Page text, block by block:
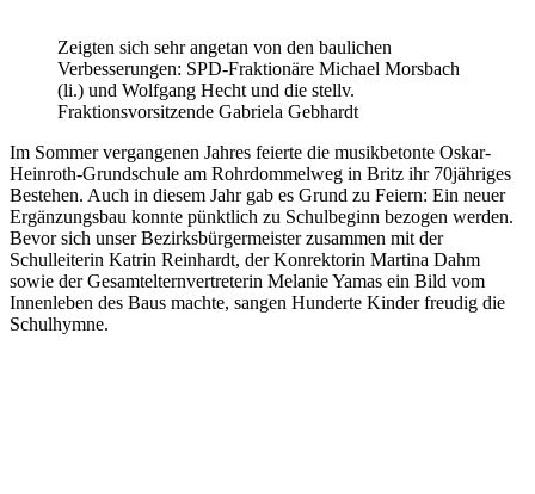
Zeigten sich sehr angetan von den baulichen
Verbesserungen: SPD-Fraktionäre Michael Morsbach
(li.) und Wolfgang Hecht und die stellv.
Fraktionsvorsitzende Gabriela Gebhardt
Im Sommer vergangenen Jahres feierte die musikbetonte Oskar-
Heinroth-Grundschule am Rohrdommelweg in Britz ihr 70jähriges
Bestehen. Auch in diesem Jahr gab es Grund zu Feiern: Ein neuer
Ergänzungsbau konnte pünktlich zu Schulbeginn bezogen werden.
Bevor sich unser Bezirksbürgermeister zusammen mit der
Schulleiterin Katrin Reinhardt, der Konrektorin Martina Dahm
sowie der Gesamtelternvertreterin Melanie Yamas ein Bild vom
Innenleben des Baus machte, sangen Hunderte Kinder freudig die
Schulhymne.